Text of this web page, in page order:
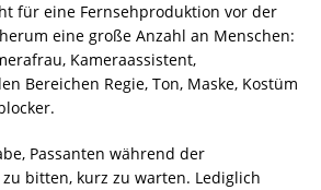
für eine Fernsehproduktion vor der
eine große Anzahl an Menschen:
Kameraassistent,
Bereichen Regie, Ton, Maske, Kostüm
Passanten während der
bitten, kurz zu warten. Lediglich